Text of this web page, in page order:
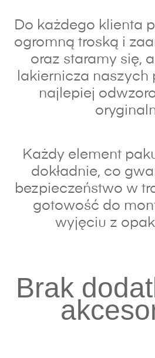
Do każdego klienta
ogromną troską i
oraz staramy się,
lakiernicza naszych
najlepiej
Każdy element
dokładnie, co
bezpieczeństwo w
gotowość do
wyjęciu z
Brak